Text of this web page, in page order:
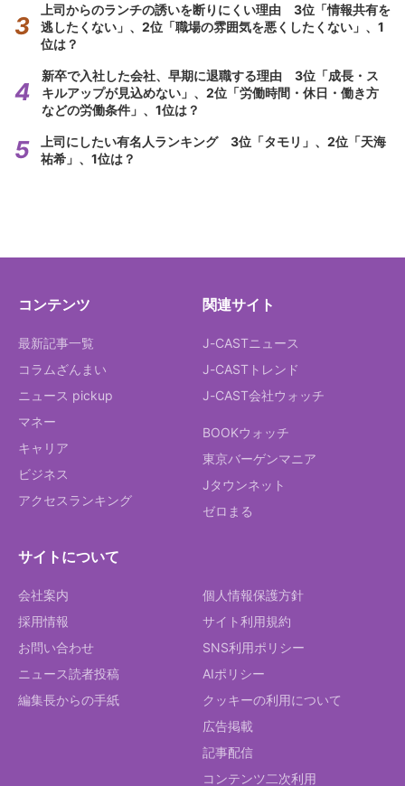
上司からのランチの誘いを断りにくい理由 3位「情報共有を
逃したくない」、2位「職場の雰囲気を悪くしたくない」、1
位は？
新卒で入社した会社、早期に退職する理由 3位「成長・ス
キルアップが見込めない」、2位「労働時間・休日・働き方
などの労働条件」、1位は？
上司にしたい有名人ランキング 3位「タモリ」、2位「天海
祐希」、1位は？
コンテンツ
最新記事一覧
コラムざんまい
ニュース pickup
マネー
キャリア
ビジネス
アクセスランキング
関連サイト
J-CASTニュース
J-CASTトレンド
J-CAST会社ウォッチ
BOOKウォッチ
東京バーゲンマニア
Jタウンネット
ゼロまる
サイトについて
会社案内
採用情報
お問い合わせ
ニュース読者投稿
編集長からの手紙
個人情報保護方針
サイト利用規約
SNS利用ポリシー
AIポリシー
クッキーの利用について
広告掲載
記事配信
コンテンツ二次利用